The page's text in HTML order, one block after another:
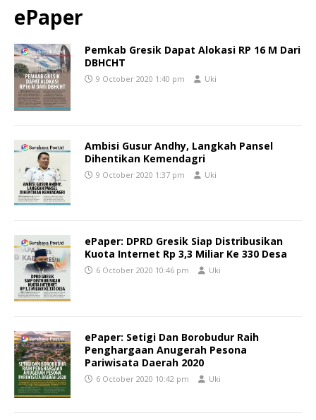
ePaper
Pemkab Gresik Dapat Alokasi RP 16 M Dari
DBHCHT
9 October 2020 1:40 pm Uki
Ambisi Gusur Andhy, Langkah Pansel
Dihentikan Kemendagri
9 October 2020 1:37 pm Uki
ePaper: DPRD Gresik Siap Distribusikan
Kuota Internet Rp 3,3 Miliar Ke 330 Desa
6 October 2020 10:46 pm Uki
ePaper: Setigi Dan Borobudur Raih
Penghargaan Anugerah Pesona
Pariwisata Daerah 2020
6 October 2020 10:42 pm Uki